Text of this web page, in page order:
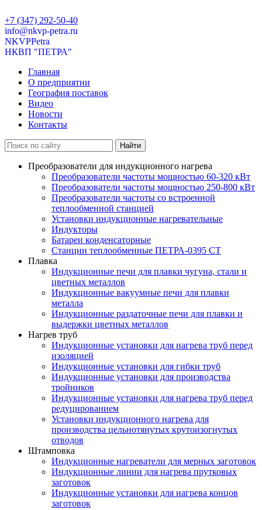
+7 (347) 292-50-40
info@nkvp-petra.ru
NKVPPetra
НКВП ″ПЕТРА″
Главная
О предприятии
География поставок
Видео
Новости
Контакты
Преобразователи для индукционного нагрева
Преобразователи частоты мощностью 60-320 кВт
Преобразователи частоты мощностью 250-800 кВт
Преобразователи частоты со встроенной
теплообменной станцией
Установки индукционные нагревательные
Индукторы
Батареи конденсаторные
Станции теплообменные ПЕТРА-0395 СТ
Плавка
Индукционные печи для плавки чугуна, стали и
цветных металлов
Индукционные вакуумные печи для плавки
металла
Индукционные раздаточные печи для плавки и
выдержки цветных металлов
Нагрев труб
Индукционные установки для нагрева труб перед
изоляцией
Индукционные установки для гибки труб
Индукционные установки для производства
тройников
Индукционные установки для нагрева труб перед
редуцированием
Установки индукционного нагрева для
производства цельнотянутых крутоизогнутых
отводов
Штамповка
Индукционные нагреватели для мерных заготовок
Индукционные линии для нагрева прутковых
заготовок
Индукционные установки для нагрева концов
заготовок